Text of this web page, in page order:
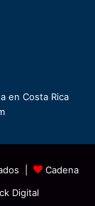
en Costa Rica
|
Cadena
Digital